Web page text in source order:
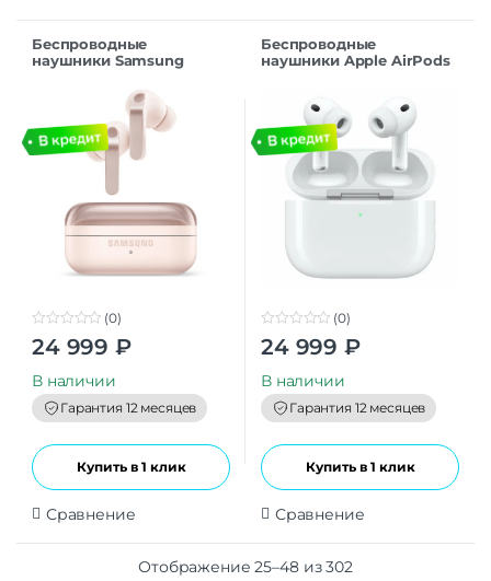
Беспроводные
наушники Samsung
Розовое золото
0
o
t
o
f
5
(0)
24 999 ₽
В наличии
Гарантия 12 месяцев
Купить в 1 клик
Сравнение
Беспроводные
наушники Apple AirPods
зарядкой MagSafe
0
o
t
o
f
5
(0)
24 999 ₽
В наличии
Гарантия 12 месяцев
Купить в 1 клик
Сравнение
Отображение 25–48 из 302